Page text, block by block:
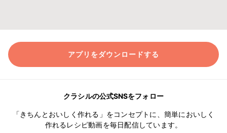
アプリをダウンロードする
クラシルの公式SNSをフォロー
「きちんとおいしく作れる」をコンセプトに、簡単においしく
作れるレシピ動画を毎日配信しています。